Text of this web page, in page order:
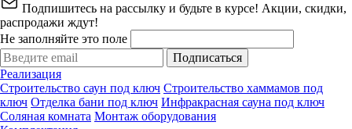
Подпишитесь на рассылку и будьте в курсе! Акции, скидки,
распродажи ждут!
Не заполняйте это поле
Подписаться
Реализация
Строительство саун под ключ Строительство хаммамов под
ключ Отделка бани под ключ Инфракрасная сауна под ключ
Соляная комната Монтаж оборудования